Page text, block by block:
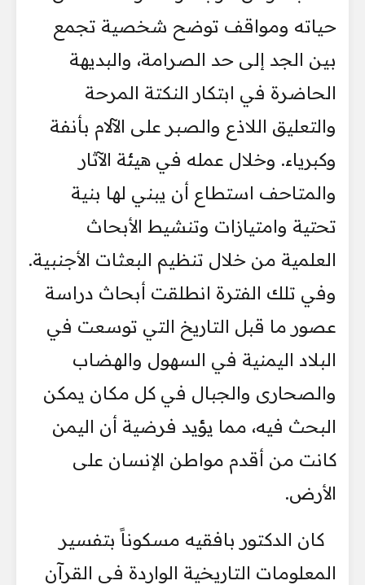
حياته ومواقف توضح شخصية تجمع
بين الجد إلى حد الصرامة، والبديهة
الحاضرة في ابتكار النكتة المرحة
والتعليق اللاذع والصبر على الآلام بأنفة
وكبرياء. وخلال عمله في هيئة الآثار
والمتاحف استطاع أن يبني لها بنية
تحتية وامتيازات وتنشيط الأبحاث
العلمية من خلال تنظيم البعثات الأجنبية.
وفي تلك الفترة انطلقت أبحاث دراسة
عصور ما قبل التاريخ التي توسعت في
البلاد اليمنية في السهول والهضاب
والصحارى والجبال في كل مكان يمكن
البحث فيه، مما يؤيد فرضية أن اليمن
كانت من أقدم مواطن الإنسان على
الأرض.
كان الدكتور بافقيه مسكوناً بتفسير
المعلومات التاريخية الواردة في القرآن